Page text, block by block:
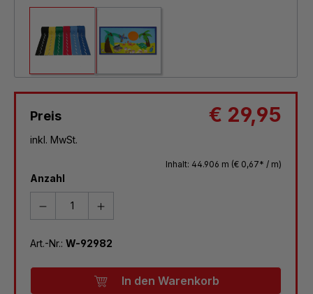
Preis € 29,95
inkl. MwSt.
Inhalt: 44.906 m (€ 0,67* / m)
Anzahl
Art.-Nr.: W-92982
In den Warenkorb